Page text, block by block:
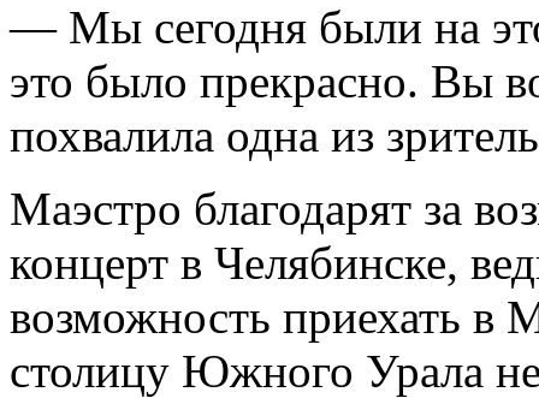
— Мы сегодня были на
это было прекрасно. Вы
похвалила одна из
Маэстро благодарят за
концерт в Челябинске,
возможность приехать в
столицу Южного Урала